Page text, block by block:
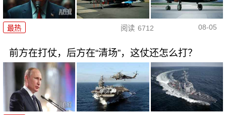
最热 阅读 6712 08-05
前方在打仗，后方在“清场”，这仗还怎么打？